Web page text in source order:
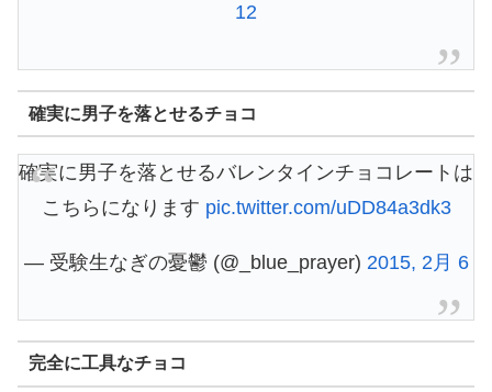
12
確実に男子を落とせるチョコ
確実に男子を落とせるバレンタインチョコレートは
こちらになります pic.twitter.com/uDD84a3dk3
— 受験生なぎの憂鬱 (@_blue_prayer) 2015, 2月 6
完全に工具なチョコ